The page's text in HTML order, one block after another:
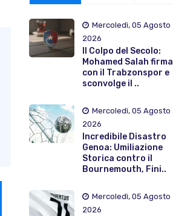
Mercoledì, 05 Agosto
2026
Il Colpo del Secolo:
Mohamed Salah firma
con il Trabzonspor e
sconvolge il ..
Mercoledì, 05 Agosto
2026
Incredibile Disastro
Genoa: Umiliazione
Storica contro il
Bournemouth, Fini..
Mercoledì, 05 Agosto
2026